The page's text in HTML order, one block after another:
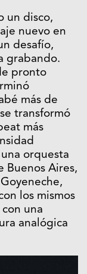
un disco,
nuevo en
desafío,
grabando.
pronto
más de
transformó
más
orquesta
Buenos Aires,
los mismos
una
analógica